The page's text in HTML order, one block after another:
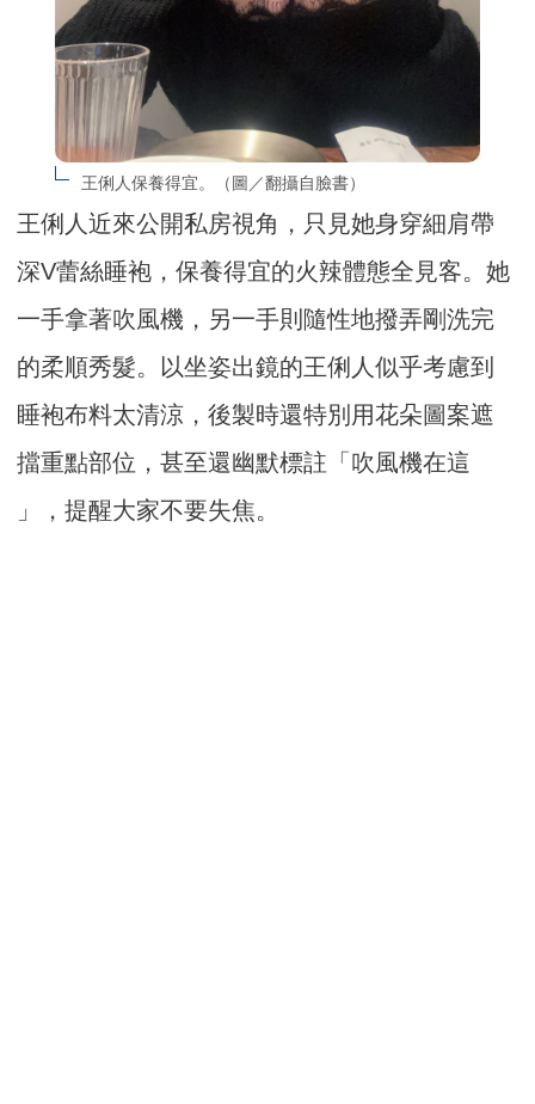
王俐人保養得宜。（圖／翻攝自臉書）
王俐人近來公開私房視角，只見她身穿細肩帶
深V蕾絲睡袍，保養得宜的火辣體態全見客。她
一手拿著吹風機，另一手則隨性地撥弄剛洗完
的柔順秀髮。以坐姿出鏡的王俐人似乎考慮到
睡袍布料太清涼，後製時還特別用花朵圖案遮
擋重點部位，甚至還幽默標註「吹風機在這
」，提醒大家不要失焦。